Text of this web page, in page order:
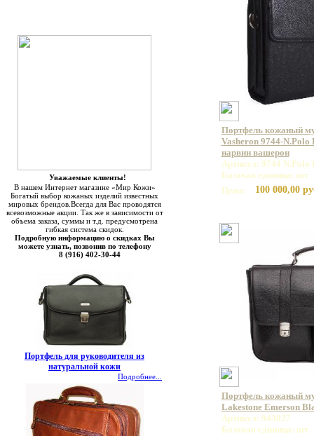
Уважаемые клиенты!
В нашем Интернет магазине «Мир Кожи»
Богатый выбор кожаных изделий известных
мировых брендов.Всегда для Вас проводятся
всевозможные акции. Так же в зависимости от
объема заказа, суммы и т.д. предусмотрена
гибкая система скидок.
Подробную информацию о скидках Вы
можете узнать, позвонив по телефону
8 (916) 402-30-44
Портфель для руководителя из
натуральной кожи
Подробнее...
Портфель кожаный
Vasheron 9744-
нарвин вашерон
Артикул: 9744 N.Polo
Базовая единица: шт
Цена:
100 000,00
Портфель кожаный
Lakestone Emerson
Артикул: 943027
Базовая единица: шт